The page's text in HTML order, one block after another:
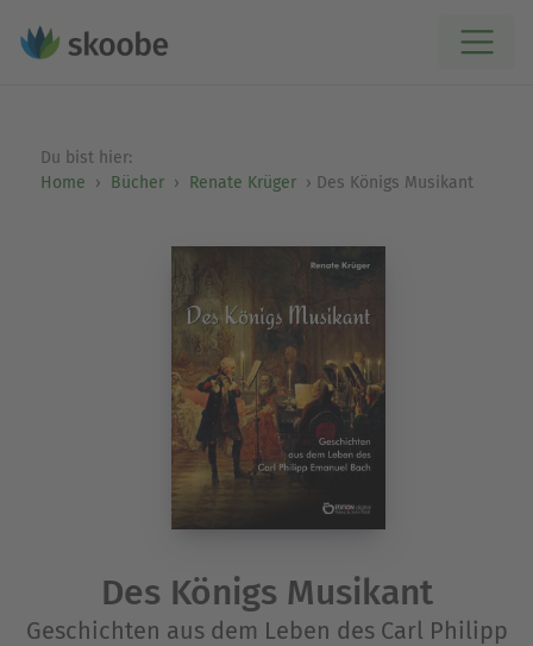
Du bist hier:
Home
Bücher Renate Krüger Des Königs Musikant
Des Königs Musikant
Geschichten aus dem Leben des Carl Philipp